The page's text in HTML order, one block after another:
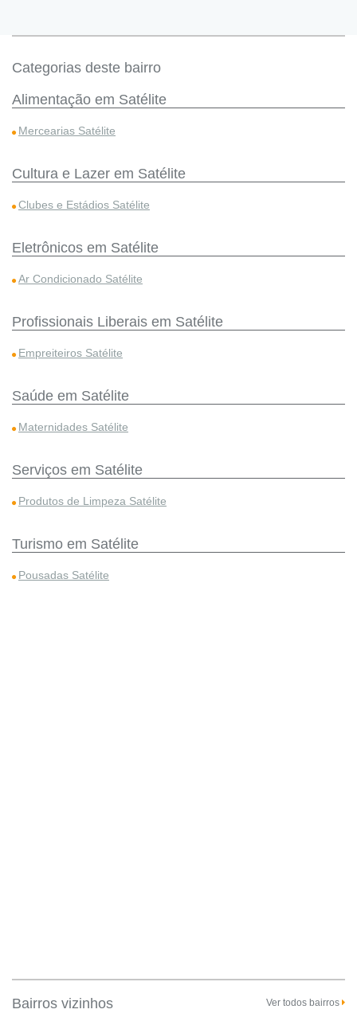
Categorias deste bairro
Alimentação em Satélite
Mercearias Satélite
Cultura e Lazer em Satélite
Clubes e Estádios Satélite
Eletrônicos em Satélite
Ar Condicionado Satélite
Profissionais Liberais em Satélite
Empreiteiros Satélite
Saúde em Satélite
Maternidades Satélite
Serviços em Satélite
Produtos de Limpeza Satélite
Turismo em Satélite
Pousadas Satélite
Bairros vizinhos Ver todos bairros